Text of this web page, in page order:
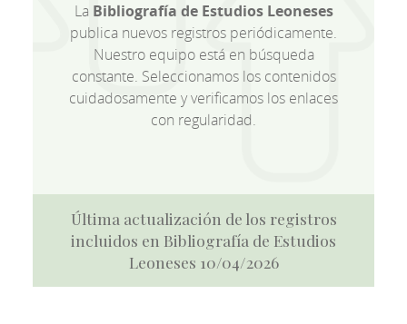
La Bibliografía de Estudios Leoneses
publica nuevos registros periódicamente.
Nuestro equipo está en búsqueda
constante. Seleccionamos los contenidos
cuidadosamente y verificamos los enlaces
con regularidad.
Última actualización de los registros
incluidos en Bibliografía de Estudios
Leoneses 10/04/2026